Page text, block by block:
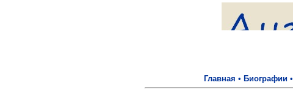
Главная • Биографии•